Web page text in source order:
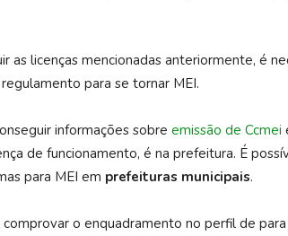
as licenças mencionadas anteriormente, é
para se tornar MEI.
informações sobre emissão de Ccmei
de funcionamento, é na prefeitura. É
para MEI em prefeituras municipais.
o enquadramento no perfil de